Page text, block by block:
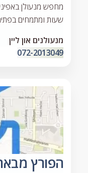
שעות ומתמחים
מנעולנים און ליין
072-2013049
הפורץ